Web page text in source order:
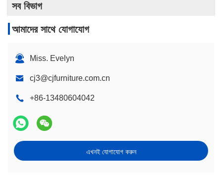
সব বিভাগ
আমাদের সাথে যোগাযোগ
Miss. Evelyn
cj3@cjfurniture.com.cn
+86-13480604042
এখনই যোগাযোগ করুন